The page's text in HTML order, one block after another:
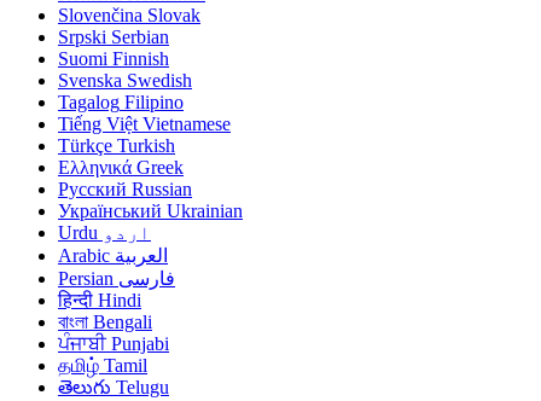
Slovenčina Slovak
Srpski Serbian
Suomi Finnish
Svenska Swedish
Tagalog Filipino
Tiếng Việt Vietnamese
Türkçe Turkish
Ελληνικά Greek
Русский Russian
Український Ukrainian
اردو Urdu
العربية Arabic
فارسی Persian
हिन्दी Hindi
বাংলা Bengali
ਪੰਜਾਬੀ Punjabi
தமிழ் Tamil
తెలుగు Telugu